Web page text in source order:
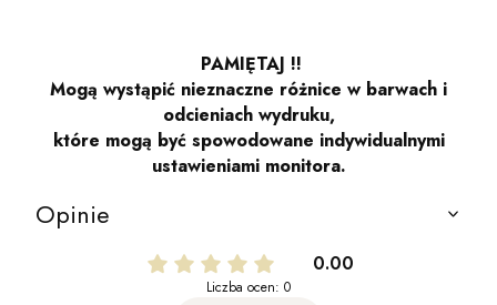
PAMIĘTAJ !!
Mogą wystąpić nieznaczne różnice w barwach i
odcieniach wydruku,
które mogą być spowodowane indywidualnymi
ustawieniami monitora.
Opinie
0.00
Liczba ocen: 0